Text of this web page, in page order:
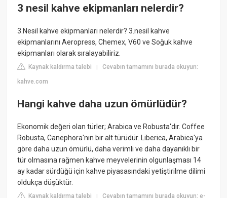
3 nesil kahve ekipmanları nelerdir?
3.Nesil kahve ekipmanları nelerdir? 3.nesil kahve
ekipmanlarını Aeropress, Chemex, V60 ve Soğuk kahve
ekipmanları olarak sıralayabiliriz.
Kaynak kaldırma talebi |Cevabın tamamını burada okuyun:
kahve.com
Hangi kahve daha uzun ömürlüdür?
Ekonomik değeri olan türler; Arabica ve Robusta'dır. Coffee
Robusta, Canephora'nın bir alt türüdür. Liberica, Arabica'ya
göre daha uzun ömürlü, daha verimli ve daha dayanıklı bir
tür olmasına rağmen kahve meyvelerinin olgunlaşması 14
ay kadar sürdüğü için kahve piyasasındaki yetiştirilme dilimi
oldukça düşüktür.
Kaynak kaldırma talebi |Cevabın tamamını burada okuyun: e-